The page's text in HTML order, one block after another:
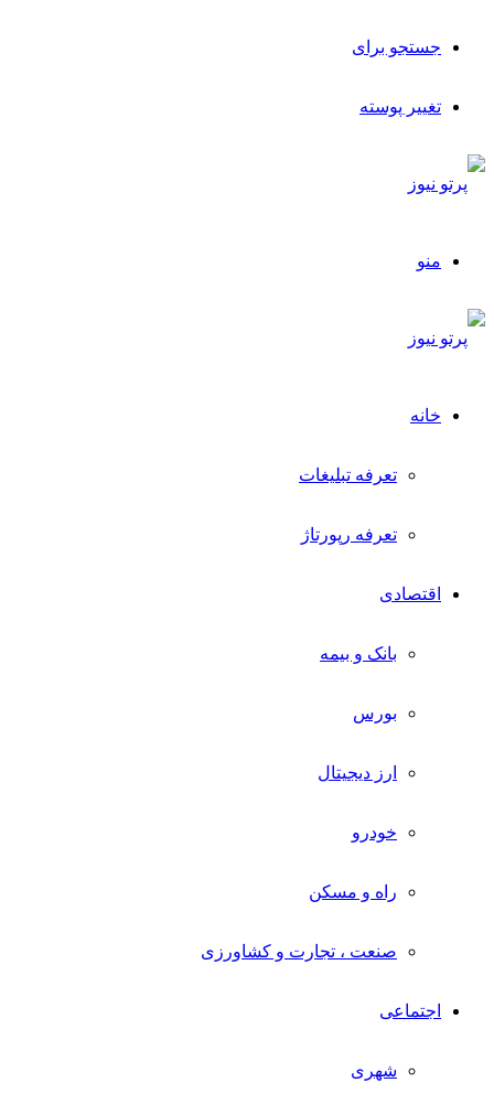
جستجو برای
تغییر پوسته
منو
خانه
تعرفه تبلیغات
تعرفه رپورتاژ
اقتصادی
بانک و بیمه
بورس
ارز دیجیتال
خودرو
راه و مسکن
صنعت ، تجارت و کشاورزی
اجتماعی
شهری